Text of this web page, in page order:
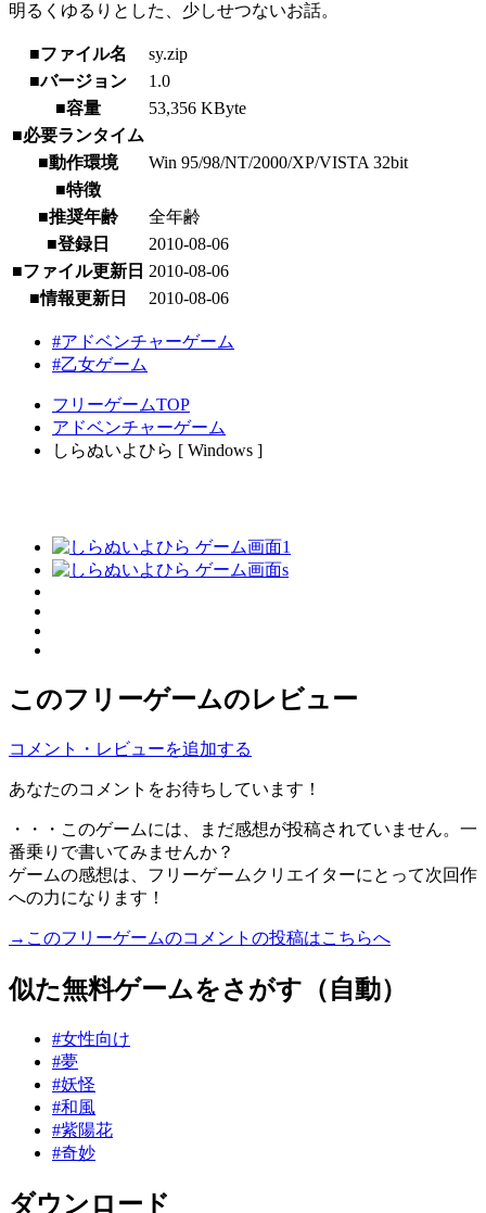
明るくゆるりとした、少しせつないお話。
■ファイル名
sy.zip
■バージョン
1.0
■容量
53,356 KByte
■必要ランタイム
■動作環境
Win 95/98/NT/2000/XP/VISTA 32bit
■特徴
■推奨年齢
全年齢
■登録日
2010-08-06
■ファイル更新日 2010-08-06
■情報更新日
2010-08-06
#アドベンチャーゲーム
#乙女ゲーム
フリーゲームTOP
アドベンチャーゲーム
しらぬいよひら [ Windows ]
このフリーゲームのレビュー
コメント・レビューを追加する
あなたのコメントをお待ちしています！
・・・このゲームには、まだ感想が投稿されていません。一
番乗りで書いてみませんか？
ゲームの感想は、フリーゲームクリエイターにとって次回作
への力になります！
→このフリーゲームのコメントの投稿はこちらへ
似た無料ゲームをさがす（自動）
#女性向け
#夢
#妖怪
#和風
#紫陽花
#奇妙
ダウンロード